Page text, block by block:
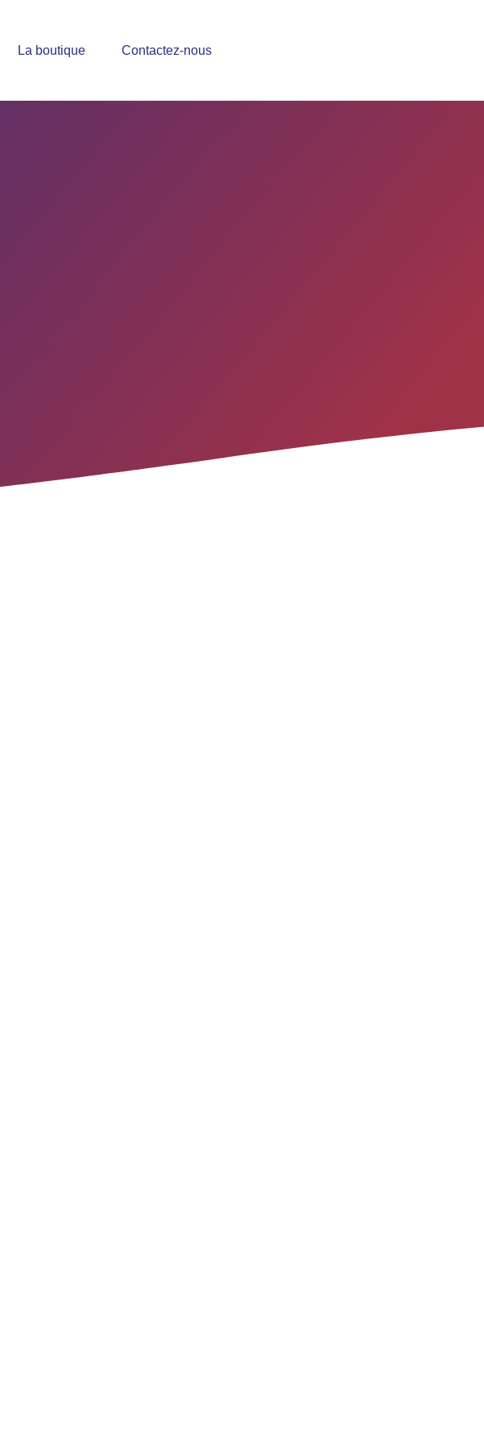
La boutique Contactez-nous